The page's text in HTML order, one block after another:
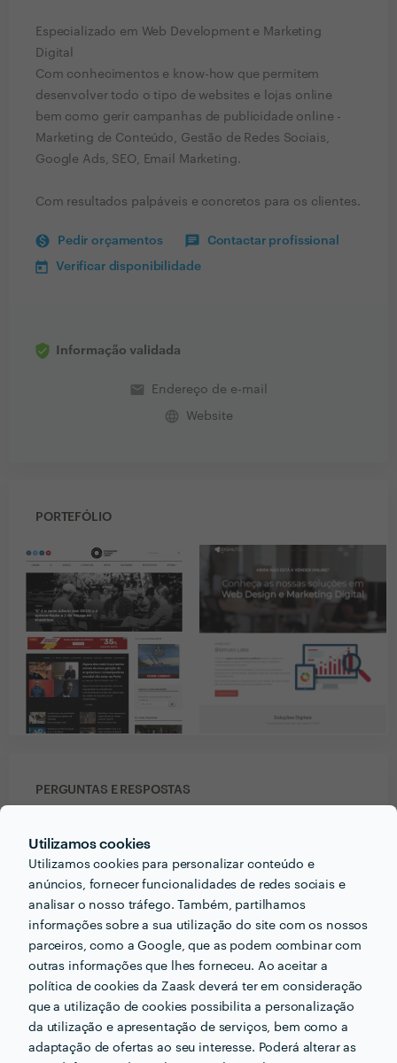
Utilizamos cookies
Utilizamos cookies para personalizar conteúdo e
anúncios, fornecer funcionalidades de redes sociais e
analisar o nosso tráfego. Também, partilhamos
informações sobre a sua utilização do site com os nossos
parceiros, como a Google, que as podem combinar com
outras informações que lhes forneceu. Ao aceitar a
política de cookies da Zaask deverá ter em consideração
que a utilização de cookies possibilita a personalização
da utilização e apresentação de serviços, bem como a
adaptação de ofertas ao seu interesse. Poderá alterar as
Especializado em Web Development e Marketing
Digital
Com conhecimentos e know-how que permitem
desenvolver todo o tipo de websites e lojas online
bem como gerir campanhas de publicidade online -
Marketing de Conteúdo, Gestão de Redes Sociais,
Google Ads, SEO, Email Marketing.
Com resultados palpáveis e concretos para os clientes.
Pedir orçamentos Contactar profissional
Verificar disponibilidade
Informação validada
email Endereço de e-mail
language Website
PORTEFÓLIO
PERGUNTAS E RESPOSTAS
Em que informações deve um ou uma cliente pensar
acerca do projecto que quer realizar antes de falar
com profissionais?
- Fazer um levantamento das suas necessidades e
vontades;
- Pensar no tipo de profissional mais indicado para a
sua necessidade;
- Acompanhar o profissional escolhido dando todo o
possível para um melhor resultado final.